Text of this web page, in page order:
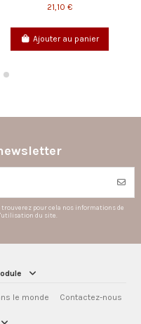
Ajouter au panier
pour cela nos informations de
du site.
le monde Contactez-nous